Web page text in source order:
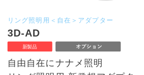
リング照明用＜自在＞アダプター
3D-AD
自由自在にナナメ照明